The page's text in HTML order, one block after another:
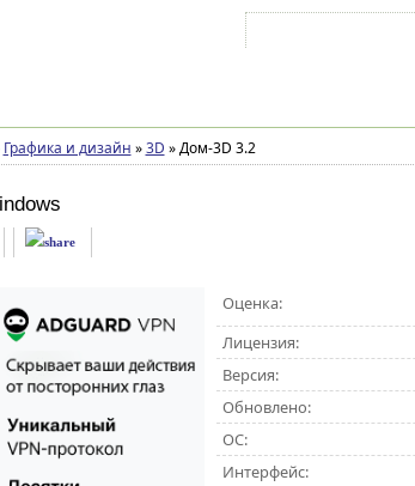
Графика и дизайн » 3D »Дом-3D 3.2
Оценка:
Лицензия:
Версия:
Обновлено:
ОС:
Интерфейс: